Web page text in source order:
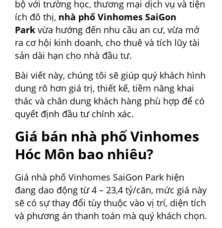
bộ với trường học, thương mại dịch vụ và tiện
ích đô thị, nhà phố Vinhomes SaiGon
Park vừa hướng đến nhu cầu an cư, vừa mở
ra cơ hội kinh doanh, cho thuê và tích lũy tài
sản dài hạn cho nhà đầu tư.
Bài viết này, chúng tôi sẽ giúp quý khách hình
dung rõ hơn giá trị, thiết kế, tiềm năng khai
thác và chân dung khách hàng phù hợp để có
quyết định đầu tư chính xác.
Giá bán nhà phố Vinhomes
Hóc Môn bao nhiêu?
Giá nhà phố Vinhomes SaiGon Park hiện
đang dao động từ 4 – 23,4 tỷ/căn, mức giá này
sẽ có sự thay đổi tùy thuộc vào vị trí, diện tích
và phương án thanh toán mà quý khách chọn.